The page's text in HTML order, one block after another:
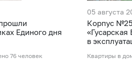
Единого дня
76 человек
05 августа
Корпус
«Гусарская
в
Квартиры в